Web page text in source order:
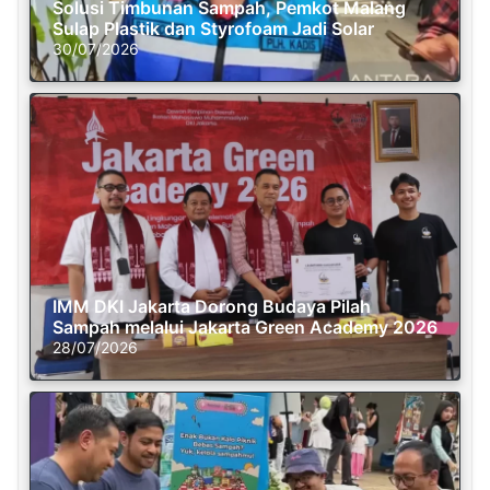
Solusi Timbunan Sampah, Pemkot Malang
Sulap Plastik dan Styrofoam Jadi Solar
30/07/2026
IMM DKI Jakarta Dorong Budaya Pilah
Sampah melalui Jakarta Green Academy 2026
28/07/2026